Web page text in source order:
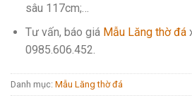
sâu 117cm;…
Tư vấn, báo giá Mẫu Lăng thờ đá
0985.606.452.
Danh mục: Mẫu Lăng thờ đá